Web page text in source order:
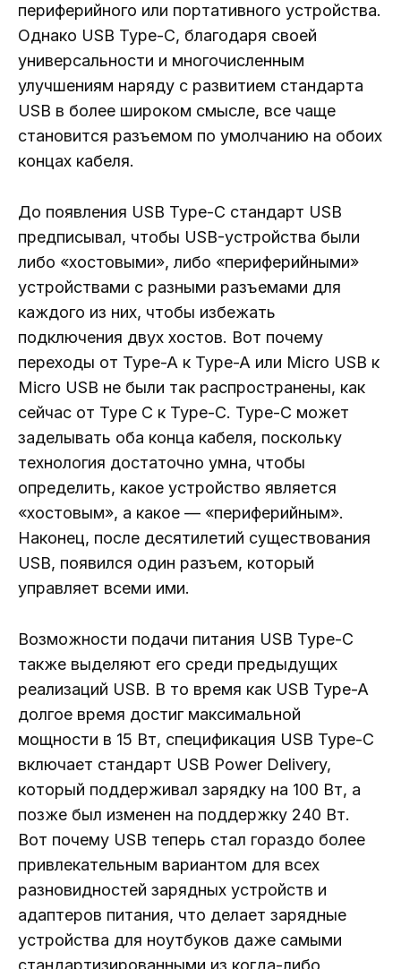
периферийного или портативного устройства.
Однако USB Type-C, благодаря своей
универсальности и многочисленным
улучшениям наряду с развитием стандарта
USB в более широком смысле, все чаще
становится разъемом по умолчанию на обоих
концах кабеля.
До появления USB Type-C стандарт USB
предписывал, чтобы USB-устройства были
либо «хостовыми», либо «периферийными»
устройствами с разными разъемами для
каждого из них, чтобы избежать
подключения двух хостов. Вот почему
переходы от Type-A к Type-A или Micro USB к
Micro USB не были так распространены, как
сейчас от Type C к Type-C. Type-C может
заделывать оба конца кабеля, поскольку
технология достаточно умна, чтобы
определить, какое устройство является
«хостовым», а какое — «периферийным».
Наконец, после десятилетий существования
USB, появился один разъем, который
управляет всеми ими.
Возможности подачи питания USB Type-C
также выделяют его среди предыдущих
реализаций USB. В то время как USB Type-A
долгое время достиг максимальной
мощности в 15 Вт, спецификация USB Type-C
включает стандарт USB Power Delivery,
который поддерживал зарядку на 100 Вт, а
позже был изменен на поддержку 240 Вт.
Вот почему USB теперь стал гораздо более
привлекательным вариантом для всех
разновидностей зарядных устройств и
адаптеров питания, что делает зарядные
устройства для ноутбуков даже самыми
стандартизированными из когда-либо